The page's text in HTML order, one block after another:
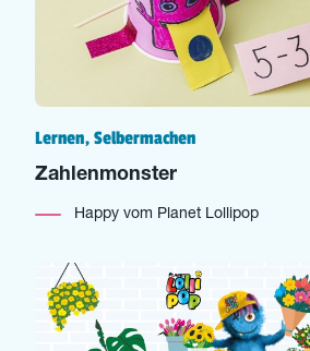
Lernen, Selbermachen
Zahlenmonster
Happy vom Planet Lollipop